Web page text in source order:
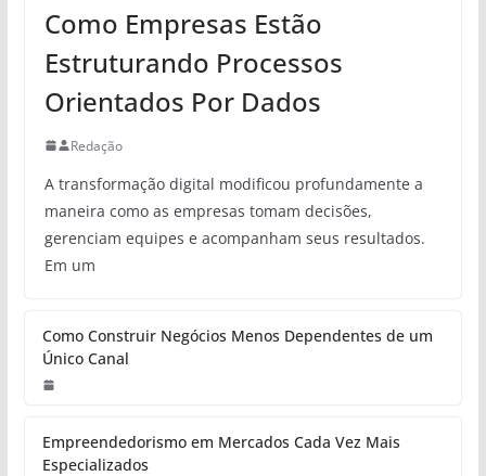
Como Empresas Estão
Estruturando Processos
Orientados Por Dados
Redação
A transformação digital modificou profundamente a
maneira como as empresas tomam decisões,
gerenciam equipes e acompanham seus resultados.
Em um
Como Construir Negócios Menos Dependentes de um
Único Canal
Empreendedorismo em Mercados Cada Vez Mais
Especializados